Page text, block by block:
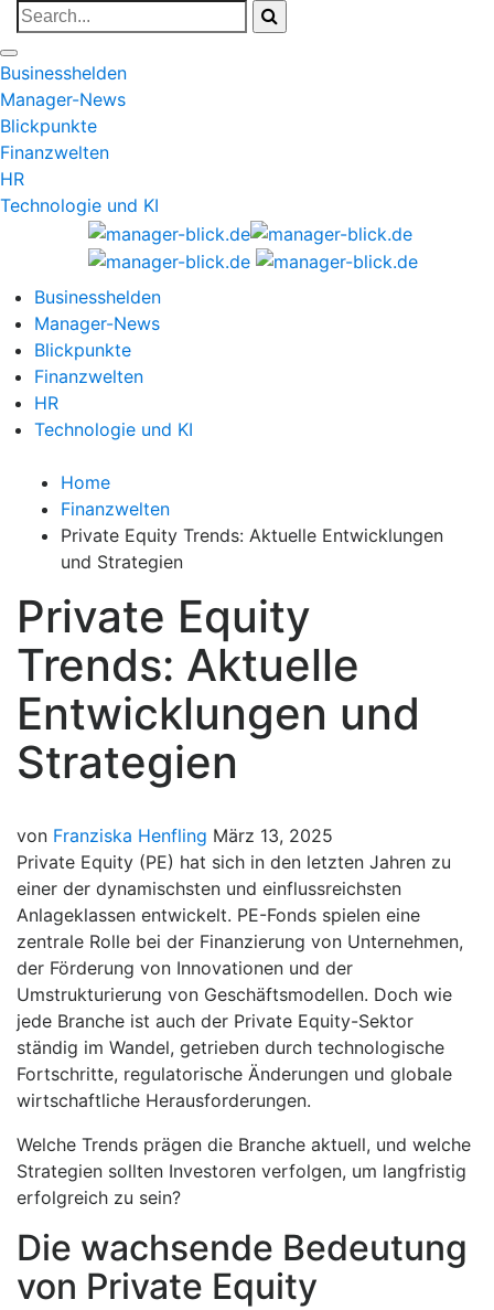
Businesshelden
Manager-News
Blickpunkte
Finanzwelten
HR
Technologie und KI
Businesshelden
Manager-News
Blickpunkte
Finanzwelten
HR
Technologie und KI
Home
Finanzwelten
Private Equity Trends: Aktuelle Entwicklungen
und Strategien
Private Equity
Trends: Aktuelle
Entwicklungen und
Strategien
von Franziska Henfling März 13, 2025
Private Equity (PE) hat sich in den letzten Jahren zu
einer der dynamischsten und einflussreichsten
Anlageklassen entwickelt. PE-Fonds spielen eine
zentrale Rolle bei der Finanzierung von Unternehmen,
der Förderung von Innovationen und der
Umstrukturierung von Geschäftsmodellen. Doch wie
jede Branche ist auch der Private Equity-Sektor
ständig im Wandel, getrieben durch technologische
Fortschritte, regulatorische Änderungen und globale
wirtschaftliche Herausforderungen.
Welche Trends prägen die Branche aktuell, und welche
Strategien sollten Investoren verfolgen, um langfristig
erfolgreich zu sein?
Die wachsende Bedeutung
von Private Equity